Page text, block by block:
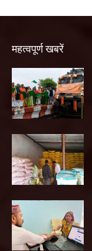
महत्वपूर्ण खबरें